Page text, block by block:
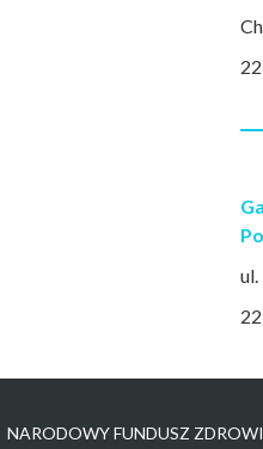
NARODOWY FUNDUSZ